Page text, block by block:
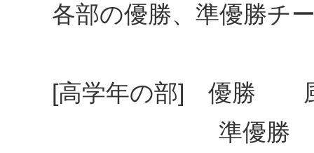
各部の優勝、準優勝チ
[高学年の部] 優勝 風
準優勝 春日